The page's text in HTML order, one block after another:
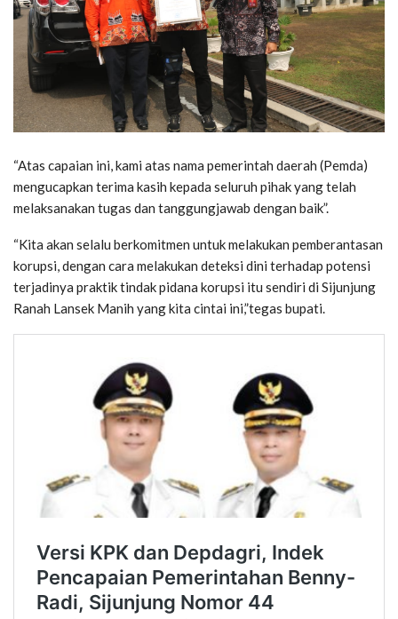
“Atas capaian ini, kami atas nama pemerintah daerah (Pemda)
mengucapkan terima kasih kepada seluruh pihak yang telah
melaksanakan tugas dan tanggungjawab dengan baik”.
“Kita akan selalu berkomitmen untuk melakukan pemberantasan
korupsi, dengan cara melakukan deteksi dini terhadap potensi
terjadinya praktik tindak pidana korupsi itu sendiri di Sijunjung
Ranah Lansek Manih yang kita cintai ini,”tegas bupati.